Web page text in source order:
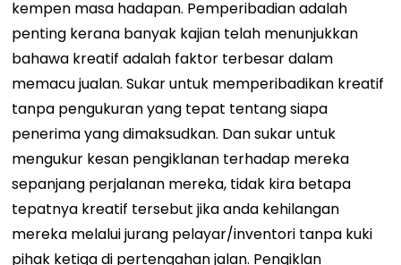
kempen masa hadapan. Pemperibadian adalah
penting kerana banyak kajian telah menunjukkan
bahawa kreatif adalah faktor terbesar dalam
memacu jualan. Sukar untuk memperibadikan kreatif
tanpa pengukuran yang tepat tentang siapa
penerima yang dimaksudkan. Dan sukar untuk
mengukur kesan pengiklanan terhadap mereka
sepanjang perjalanan mereka, tidak kira betapa
tepatnya kreatif tersebut jika anda kehilangan
mereka melalui jurang pelayar/inventori tanpa kuki
pihak ketiga di pertengahan jalan. Pengiklan